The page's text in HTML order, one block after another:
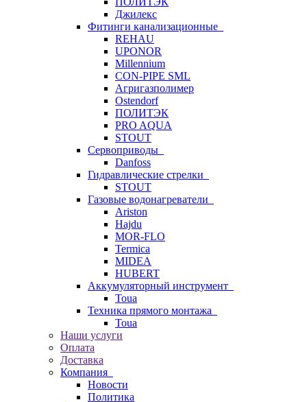
Джилекс
Фитинги канализационные
REHAU
UPONOR
Millennium
CON-PIPE SML
Агригазполимер
Ostendorf
ПОЛИТЭК
PRO AQUA
STOUT
Сервоприводы
Danfoss
Гидравлические стрелки
STOUT
Газовые водонагреватели
Ariston
Hajdu
MOR-FLO
Termica
MIDEA
HUBERT
Аккумуляторный инструмент
Toua
Техника прямого монтажа
Toua
Наши услуги
Оплата
Доставка
Компания
Новости
Политика